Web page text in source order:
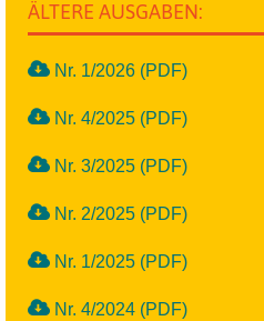
ÄLTERE AUSGABEN:
Nr. 1/2026 (PDF)
Nr. 4/2025 (PDF)
Nr. 3/2025 (PDF)
Nr. 2/2025 (PDF)
Nr. 1/2025 (PDF)
Nr. 4/2024 (PDF)